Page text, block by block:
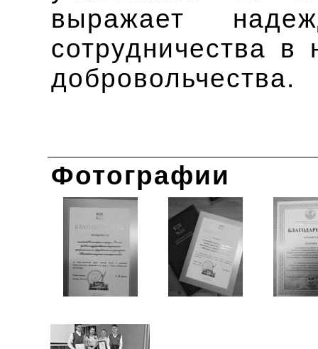
выражает
сотрудничества
добровольчества.
Фотографии